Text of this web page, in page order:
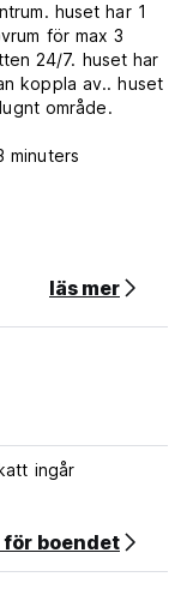
huset har 1
för max 3
24/7. huset har
koppla av.. huset
område.
minuters
att kontakta
läs mer
ingår
boendet